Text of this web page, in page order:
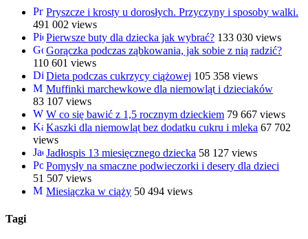
Pryszcze i krosty u dorosłych. Przyczyny i sposoby walki.
491 002 views
Pierwsze buty dla dziecka jak wybrać? 133 030 views
Gorączka podczas ząbkowania, jak sobie z nią radzić?
110 601 views
Dieta podczas cukrzycy ciążowej 105 358 views
Muffinki marchewkowe dla niemowląt i dzieciaków
83 107 views
W co się bawić z 1,5 rocznym dzieckiem 79 667 views
Kaszki dla niemowląt bez dodatku cukru i mleka 67 702
views
Jadłospis 13 miesięcznego dziecka 58 127 views
Pomysły na smaczne podwieczorki i desery dla dzieci
51 507 views
Miesiączka w ciąży 50 494 views
Tagi